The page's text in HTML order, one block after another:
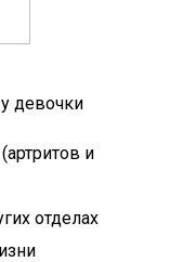
девочки
и
отделах